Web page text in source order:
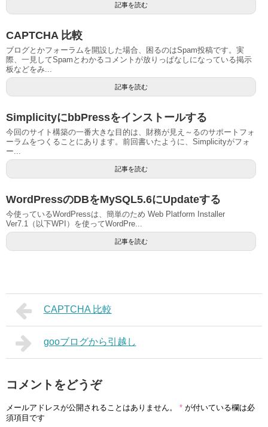
記事を読む
CAPTCHA 比較
ブログとかフォーラムを開設した場合、困るのはSpam投稿です。実
際、一見してSpamとわかるコメントが放りっぱなしになっている掲示
板などをみ...
記事を読む
SimplicityにbbPressをインストールする
今回のサイト構築の一番大きな目的は、財務が見え～るのサポートフォ
ーラムをつくることにあります。前回書いたように、Simplicityがフォ
ー...
記事を読む
WordPressのDBをMySQL5.6にUpdateする
今使っているWordPressは、簡単のため Web Platform Installer
Ver7.1（以下WPI）を使ってWordPre...
記事を読む
CAPTCHA 比較
gooブログから引越し
コメントをどうぞ
メールアドレスが公開されることはありません。 * が付いている欄は必
須項目です